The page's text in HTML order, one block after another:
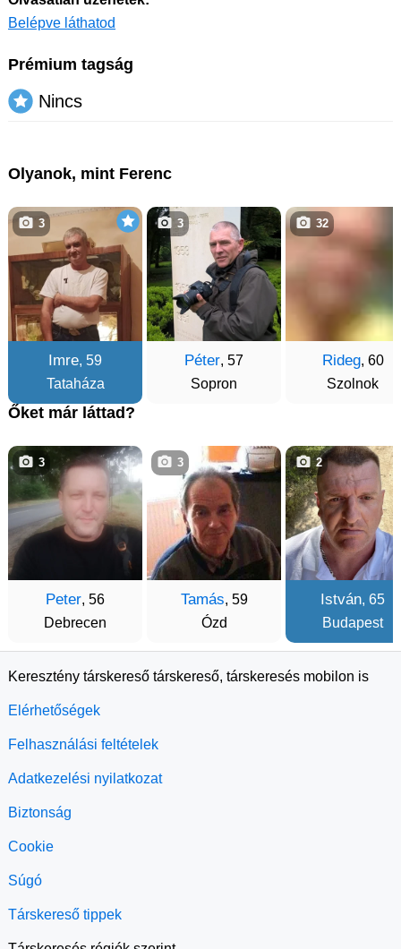
Belépve láthatod
Prémium tagság
Nincs
Olyanok, mint Ferenc
Imre, 59
Tataháza
3
Péter, 57
Sopron
3
Rideg, 60
Szolnok
32
Őket már láttad?
Peter, 56
Debrecen
3
Tamás, 59
Ózd
3
István, 65
Budapest
2
Keresztény társkereső társkereső, társkeresés mobilon is
Elérhetőségek
Felhasználási feltételek
Adatkezelési nyilatkozat
Biztonság
Cookie
Súgó
Társkereső tippek